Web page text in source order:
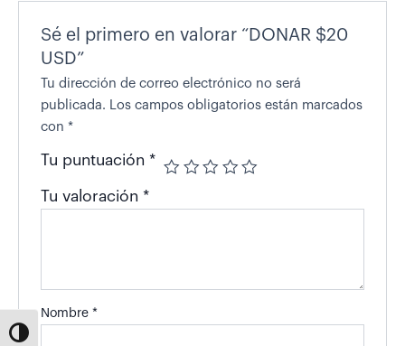
Alternar alto contraste
Sé el primero en valorar “DONAR $20
USD”
Tu dirección de correo electrónico no será
publicada.
Los campos obligatorios están marcados
con*
Tu puntuación*
Tu valoración*
Nombre*